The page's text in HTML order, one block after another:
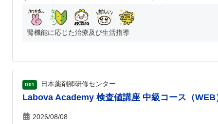
腎機能に応じた治療及び生活指導
G01 日本薬剤師研修センター
Labova Academy 検査値講座 中級コース（WEB
2026/08/08